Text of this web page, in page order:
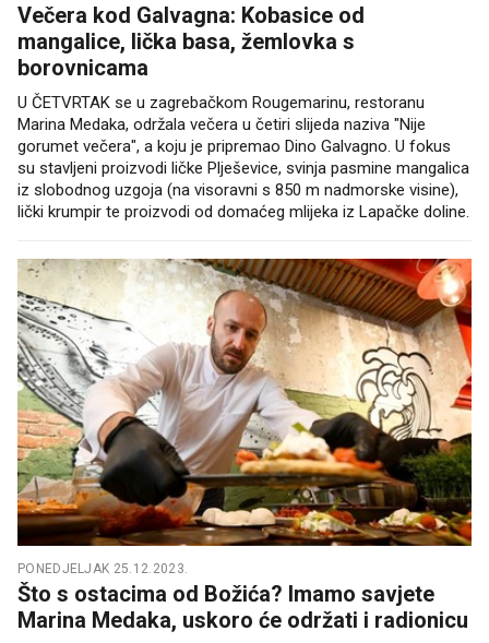
Večera kod Galvagna: Kobasice od
mangalice, lička basa, žemlovka s
borovnicama
U ČETVRTAK se u zagrebačkom Rougemarinu, restoranu
Marina Medaka, održala večera u četiri slijeda naziva "Nije
gorumet večera", a koju je pripremao Dino Galvagno. U fokus
su stavljeni proizvodi ličke Plješevice, svinja pasmine mangalica
iz slobodnog uzgoja (na visoravni s 850 m nadmorske visine),
lički krumpir te proizvodi od domaćeg mlijeka iz Lapačke doline.
PONEDJELJAK 25.12.2023.
Što s ostacima od Božića? Imamo savjete
Marina Medaka, uskoro će održati i radionicu